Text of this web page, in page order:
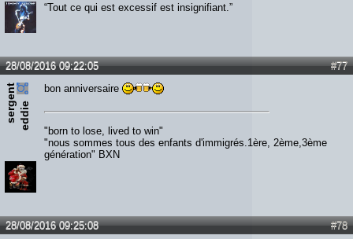
“Tout ce qui est excessif est insignifiant.”
#77
28/08/2016 09:22:05
s
e
rg
e
n
t
e
d
d
ie
bon anniversaire
"born to lose, lived to win"
"nous sommes tous des enfants d'immigrés.1ère, 2ème,3ème
génération" BXN
#78
28/08/2016 09:25:08